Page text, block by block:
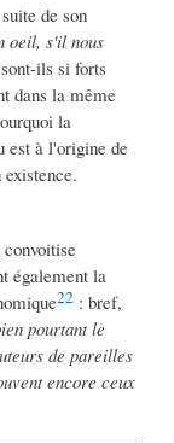
de son
oeil, s'il nous
ils si forts
dans la même
la
est à l'origine de
convoitise
également la
22 : bref,
pourtant le
de pareilles
encore ceux